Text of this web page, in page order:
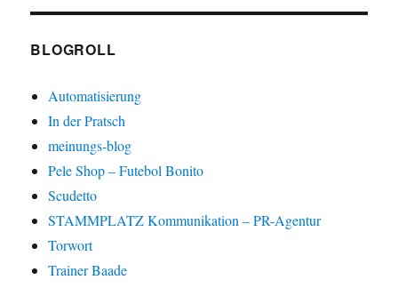
BLOGROLL
Automatisierung
In der Pratsch
meinungs-blog
Pele Shop – Futebol Bonito
Scudetto
STAMMPLATZ Kommunikation – PR-Agentur
Torwort
Trainer Baade